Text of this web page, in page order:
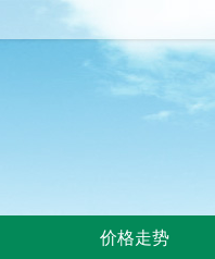
价格走势